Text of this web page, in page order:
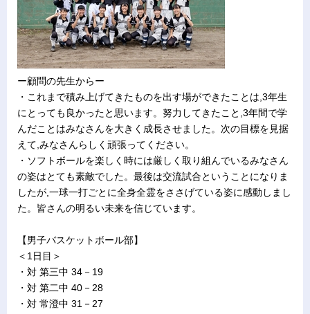
ー顧問の先生からー
・これまで積み上げてきたものを出す場ができたことは,3年生
にとっても良かったと思います。努力してきたこと,3年間で学
んだことはみなさんを大きく成長させました。次の目標を見据
えて,みなさんらしく頑張ってください。
・ソフトボールを楽しく時には厳しく取り組んでいるみなさん
の姿はとても素敵でした。最後は交流試合ということになりま
したが,一球一打ごとに全身全霊をささげている姿に感動しまし
た。皆さんの明るい未来を信じています。
【男子バスケットボール部】
＜1日目＞
・対 第三中 34－19
・対 第二中 40－28
・対 常澄中 31－27